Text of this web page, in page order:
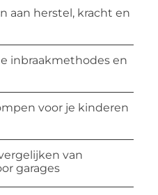
aan herstel, kracht en
inbraakmethodes en
voor je kinderen
van
garages